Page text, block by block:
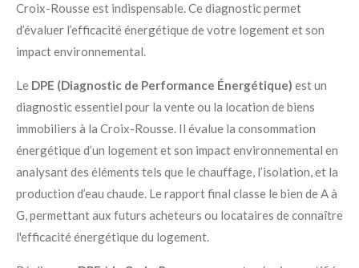
Croix-Rousse est indispensable. Ce diagnostic permet
d’évaluer l’efficacité énergétique de votre logement et son
impact environnemental.
Le DPE (Diagnostic de Performance Énergétique) est un
diagnostic essentiel pour la vente ou la location de biens
immobiliers à la Croix-Rousse. Il évalue la consommation
énergétique d’un logement et son impact environnemental en
analysant des éléments tels que le chauffage, l’isolation, et la
production d’eau chaude. Le rapport final classe le bien de A à
G, permettant aux futurs acheteurs ou locataires de connaître
l'efficacité énergétique du logement.